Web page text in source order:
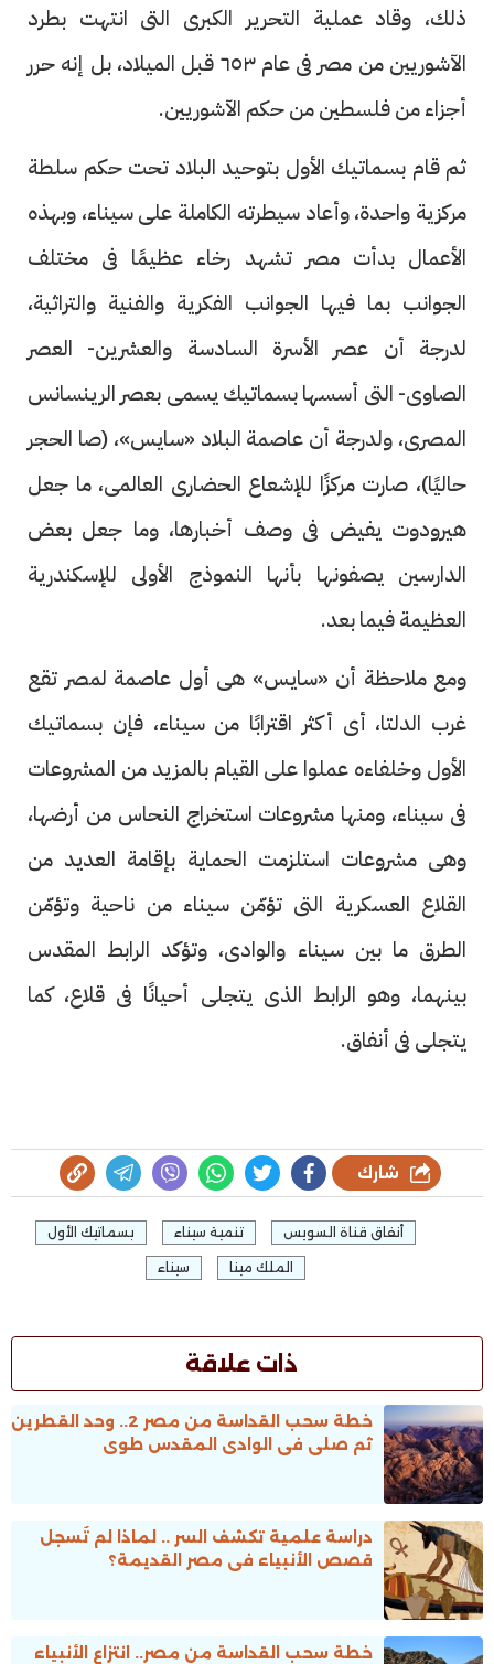
ذلك، وقاد عملية التحرير الكبرى التى انتهت بطرد
الآشوريين من مصر فى عام ٦٥٣ قبل الميلاد، بل إنه حرر
أجزاء من فلسطين من حكم الآشوريين.
ثم قام بسماتيك الأول بتوحيد البلاد تحت حكم سلطة
مركزية واحدة، وأعاد سيطرته الكاملة على سيناء، وبهذه
الأعمال بدأت مصر تشهد رخاء عظيمًا فى مختلف
الجوانب بما فيها الجوانب الفكرية والفنية والتراثية،
لدرجة أن عصر الأسرة السادسة والعشرين- العصر
الصاوى- التى أسسها بسماتيك يسمى بعصر الرينسانس
المصرى، ولدرجة أن عاصمة البلاد «سايس»، (صا الحجر
حاليًا)، صارت مركزًا للإشعاع الحضارى العالمى، ما جعل
هيرودوت يفيض فى وصف أخبارها، وما جعل بعض
الدارسين يصفونها بأنها النموذج الأولى للإسكندرية
العظيمة فيما بعد.
ومع ملاحظة أن «سايس» هى أول عاصمة لمصر تقع
غرب الدلتا، أى أكثر اقترابًا من سيناء، فإن بسماتيك
الأول وخلفاءه عملوا على القيام بالمزيد من المشروعات
فى سيناء، ومنها مشروعات استخراج النحاس من أرضها،
وهى مشروعات استلزمت الحماية بإقامة العديد من
القلاع العسكرية التى تؤمّن سيناء من ناحية وتؤمّن
الطرق ما بين سيناء والوادى، وتؤكد الرابط المقدس
بينهما، وهو الرابط الذى يتجلى أحيانًا فى قلاع، كما
يتجلى فى أنفاق.
شارك
أنفاق قناة السويس تنمية سيناء بسماتيك الأول
الملك مينا سيناء
ذات علاقة
خطة سحب القداسة من مصر 2.. وحد القطرين
ثم صلى فى الوادى المقدس طوى
دراسة علمية تكشف السر .. لماذا لم تُسجل
قصص الأنبياء فى مصر القديمة؟
خطة سحب القداسة من مصر.. انتزاع الأنبياء